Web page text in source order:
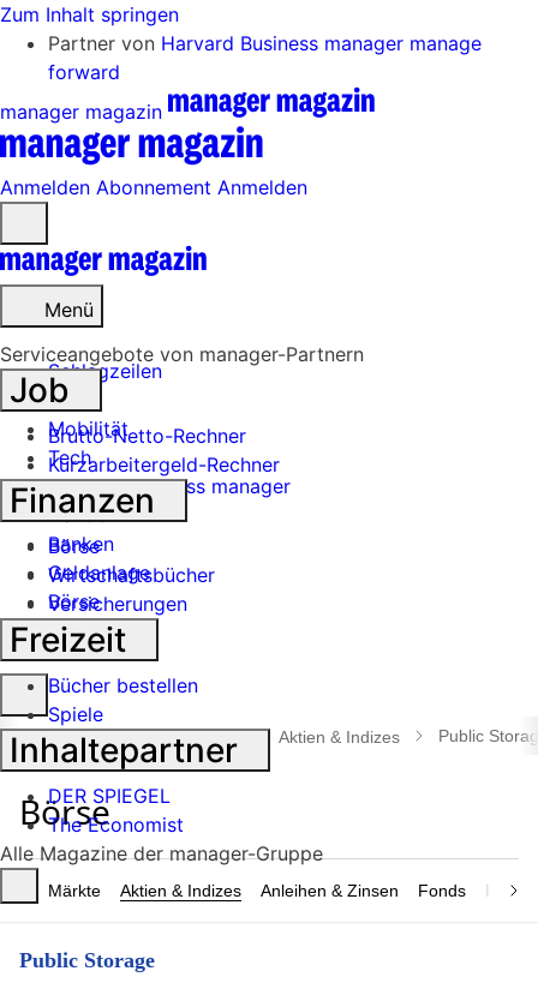
Zum Inhalt springen
Partner von Harvard Business manager manage
forward
manager magazin
Anmelden Abonnement Anmelden
öffnen
Menü
Schlagzeilen
Mobilität
Tech
Harvard Business manager
Handel
Banken
Geldanlage
Börse
Industrie
Suche
öffnen
manager magazin Börse Aktien & Indizes Public
Märkte Aktien & Indizes Anleihen & Zinsen Fonds
Public Storage
Serviceangebote von manager-Partnern
Job
Brutto-Netto-Rechner
Kurzarbeitergeld-Rechner
Finanzen
Börse
Wirtschaftsbücher
Versicherungen
Freizeit
Bücher bestellen
Spiele
Inhaltepartner
DER SPIEGEL
The Economist
Alle Magazine der manager-Gruppe